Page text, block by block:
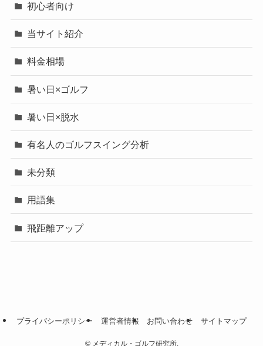
初心者向け
当サイト紹介
料金相場
暑い日×ゴルフ
暑い日×脱水
有名人のゴルフスイング分析
未分類
用語集
飛距離アップ
プライバシーポリシー 運営者情報 お問い合わせ サイトマップ
©メディカル・ゴルフ研究所.